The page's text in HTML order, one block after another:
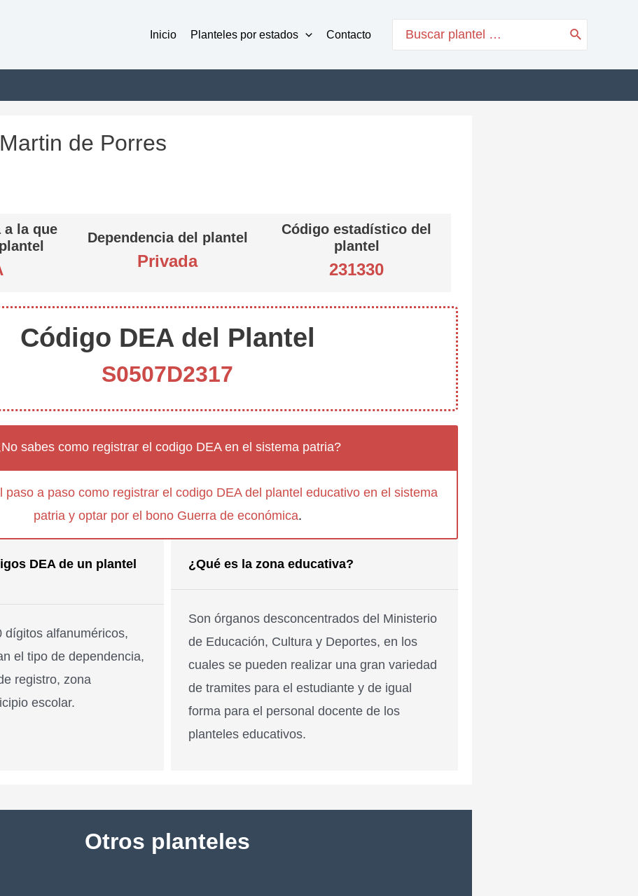
Inicio Planteles por estados Contacto
for:
de Porres
a la que
Dependencia del plantel
Privada
Código estadístico del
plantel
231330
Código DEA del Plantel
S0507D2317
sabes como registrar el codigo DEA en el sistema patria?
paso a paso como registrar el codigo DEA del plantel educativo en el sistema
patria y optar por el bono Guerra de económica.
DEA de un plantel
dígitos alfanuméricos,
el tipo de dependencia,
registro, zona
escolar.
¿Qué es la zona educativa?
Son órganos desconcentrados del Ministerio
de Educación, Cultura y Deportes, en los
cuales se pueden realizar una gran variedad
de tramites para el estudiante y de igual
forma para el personal docente de los
planteles educativos.
Otros planteles